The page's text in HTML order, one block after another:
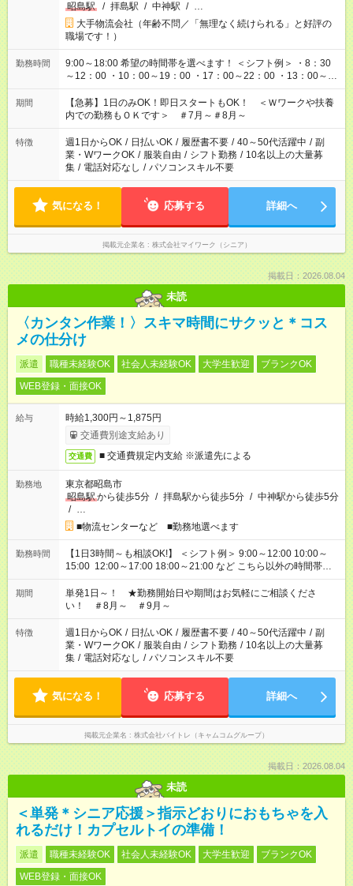
昭島駅
/ 拝島駅 / 中神駅 / …
大手物流会社（年齢不問／「無理なく続けられる」と好評の
職場です！）
勤務時間
9:00～18:00 希望の時間帯を選べます！ ＜シフト例＞ ・8：30
～12：00 ・10：00～19：00 ・17：00～22：00 ・13：00～
22：00 ・22：00～翌6：00 など
期間
【急募】1日のみOK！即日スタートもOK！ ＜Ｗワークや扶養
内での勤務もＯＫです＞ ＃7月～＃8月～
特徴 週1日からOK / 日払いOK / 履歴書不要 / 40～50代活躍中 / 副
業・WワークOK / 服装自由 / シフト勤務 / 10名以上の大量募
集 / 電話対応なし / パソコンスキル不要
気になる！ 応募する 詳細へ
掲載元企業名 株式会社マイワーク（シニア）
掲載日：2026.08.04
未読
〈カンタン作業！〉スキマ時間にサクッと＊コス
メの仕分け
派遣 職種未経験OK 社会人未経験OK 大学生歓迎
ブランクOK
WEB登録・面接OK
給与
時給1,300円～1,875円
交通費別途支給あり
交通費 ■ 交通費規定内支給 ※派遣先による
勤務地
東京都昭島市
昭島駅から徒歩5分 / 拝島駅から徒歩5分 / 中神駅から徒歩5分
/ …
■物流センターなど ■勤務地選べます
勤務時間
【1日3時間～も相談OK!】 ＜シフト例＞ 9:00～12:00 10:00～
15:00 12:00～17:00 18:00～21:00 など こちら以外の時間帯も
お気軽にご相談ください！
期間
単発1日～！ ★勤務開始日や期間はお気軽にご相談くださ
い！ ＃8月～ ＃9月～
特徴 週1日からOK / 日払いOK / 履歴書不要 / 40～50代活躍中 / 副
業・WワークOK / 服装自由 / シフト勤務 / 10名以上の大量募
集 / 電話対応なし / パソコンスキル不要
気になる！ 応募する 詳細へ
掲載元企業名 株式会社バイトレ（キャムコムグループ）
掲載日：2026.08.04
未読
＜単発＊シニア応援＞指示どおりにおもちゃを入
れるだけ！カプセルトイの準備！
派遣 職種未経験OK 社会人未経験OK 大学生歓迎
ブランクOK
WEB登録・面接OK